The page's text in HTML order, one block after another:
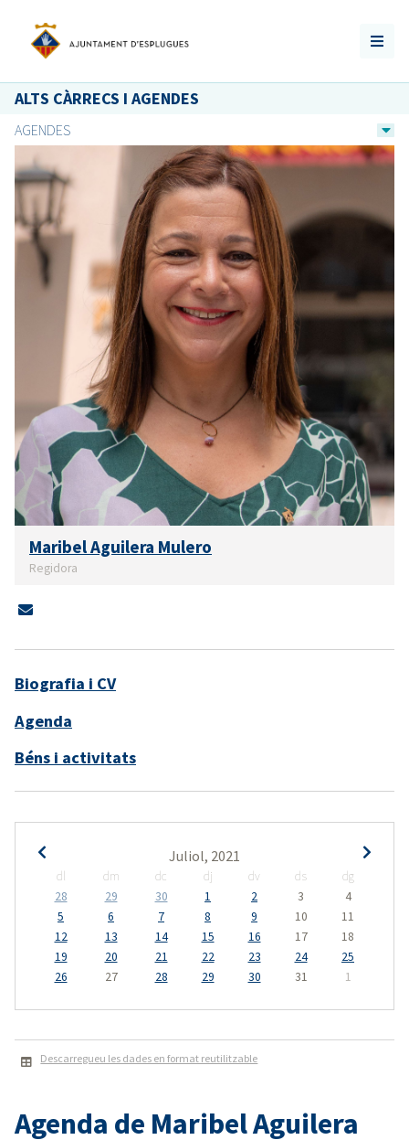
ALTS CÀRRECS I AGENDES
AGENDES
Maribel Aguilera Mulero
Regidora
Biografia i CV
Agenda
Béns i activitats
Juliol, 2021
dl dm dc dj dv ds
dg
28
29 30 1 2 3
4
5
6 7 8 9 10
11
12
13 14 15 16 17
18
19
20 21 22 23 24
25
26
27 28 29 30 31 1
Descarregueu les dades en format reutilitzable
Agenda de Maribel Aguilera